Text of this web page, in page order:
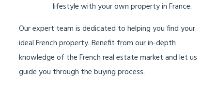
lifestyle with your own property in France.
Our expert team is dedicated to helping you find your
ideal French property. Benefit from our in-depth
knowledge of the French real estate market and let us
guide you through the buying process.